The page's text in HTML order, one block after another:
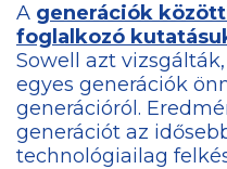
A generációk
foglalkozó
Sowell azt
egyes generációk
generációról.
generációt az
technológiailag